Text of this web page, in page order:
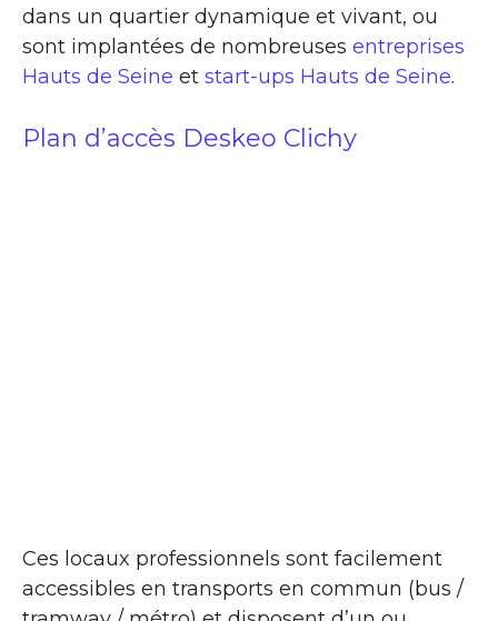
dans un quartier dynamique et vivant, ou
sont implantées de nombreuses entreprises
Hauts de Seine et start-ups Hauts de Seine.
Plan d’accès Deskeo Clichy
Ces locaux professionnels sont facilement
accessibles en transports en commun (bus /